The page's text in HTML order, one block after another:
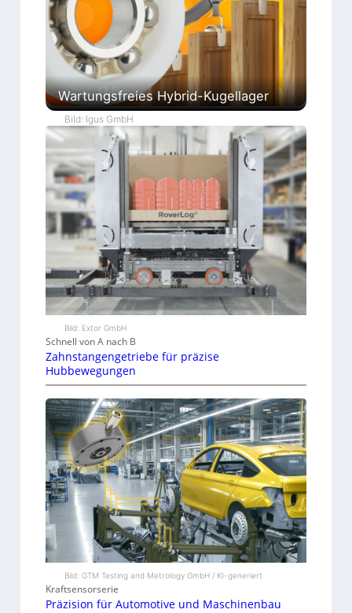
Wartungsfreies Hybrid-Kugellager
Bild: Igus GmbH
Bild: Extor GmbH
Schnell von A nach B
Zahnstangengetriebe für präzise
Hubbewegungen
Bild: GTM Testing and Metrology GmbH / KI-generiert
Kraftsensorserie
Präzision für Automotive und Maschinenbau